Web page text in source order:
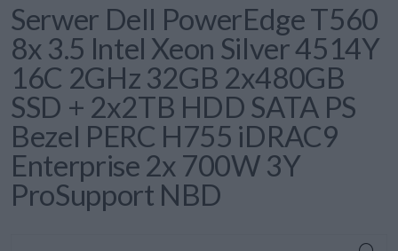
Serwer Dell PowerEdge T560
8x 3.5 Intel Xeon Silver 4514Y
16C 2GHz 32GB 2x480GB
SSD + 2x2TB HDD SATA PS
Bezel PERC H755 iDRAC9
Enterprise 2x 700W 3Y
ProSupport NBD